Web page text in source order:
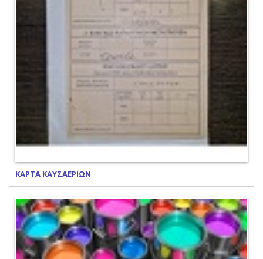
ΚΑΡΤΑ ΚΑΥΣΑΕΡΙΩΝ